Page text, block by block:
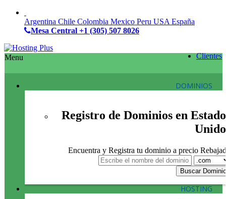
Argentina Chile Colombia Mexico Peru USA España
Mesa Central +1 (305) 507 8026
Clientes
Menu
DOMINIOS
Registro de Dominios en
Encuentra y Registra tu dominio a precio
HOSTING